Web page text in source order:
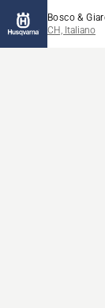
Bosco &
CH, Italiano